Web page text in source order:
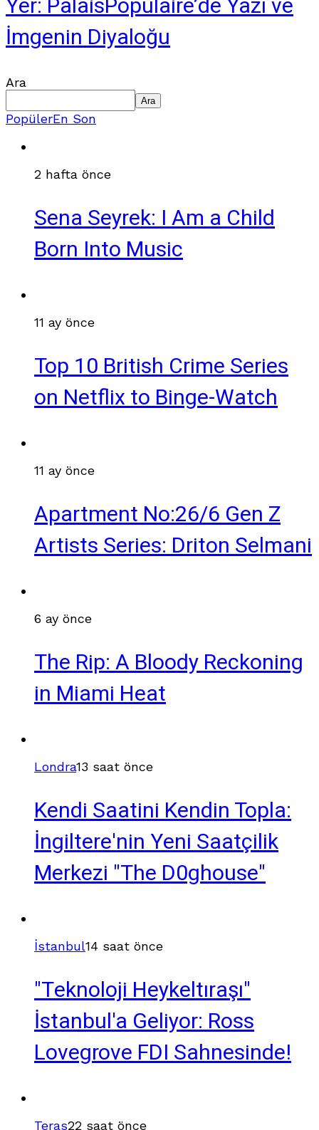
Yer: PalaisPopulaire’de Yazı ve
İmgenin Diyaloğu
Ara
Ara
PopülerEn Son
2 hafta önce
Sena Seyrek: I Am a Child
Born Into Music
11 ay önce
Top 10 British Crime Series
on Netflix to Binge-Watch
11 ay önce
Apartment No:26/6 Gen Z
Artists Series: Driton Selmani
6 ay önce
The Rip: A Bloody Reckoning
in Miami Heat
Londra13 saat önce
Kendi Saatini Kendin Topla:
İngiltere'nin Yeni Saatçilik
Merkezi "The D0ghouse"
İstanbul14 saat önce
"Teknoloji Heykeltıraşı"
İstanbul'a Geliyor: Ross
Lovegrove FDI Sahnesinde!
Teras22 saat önce